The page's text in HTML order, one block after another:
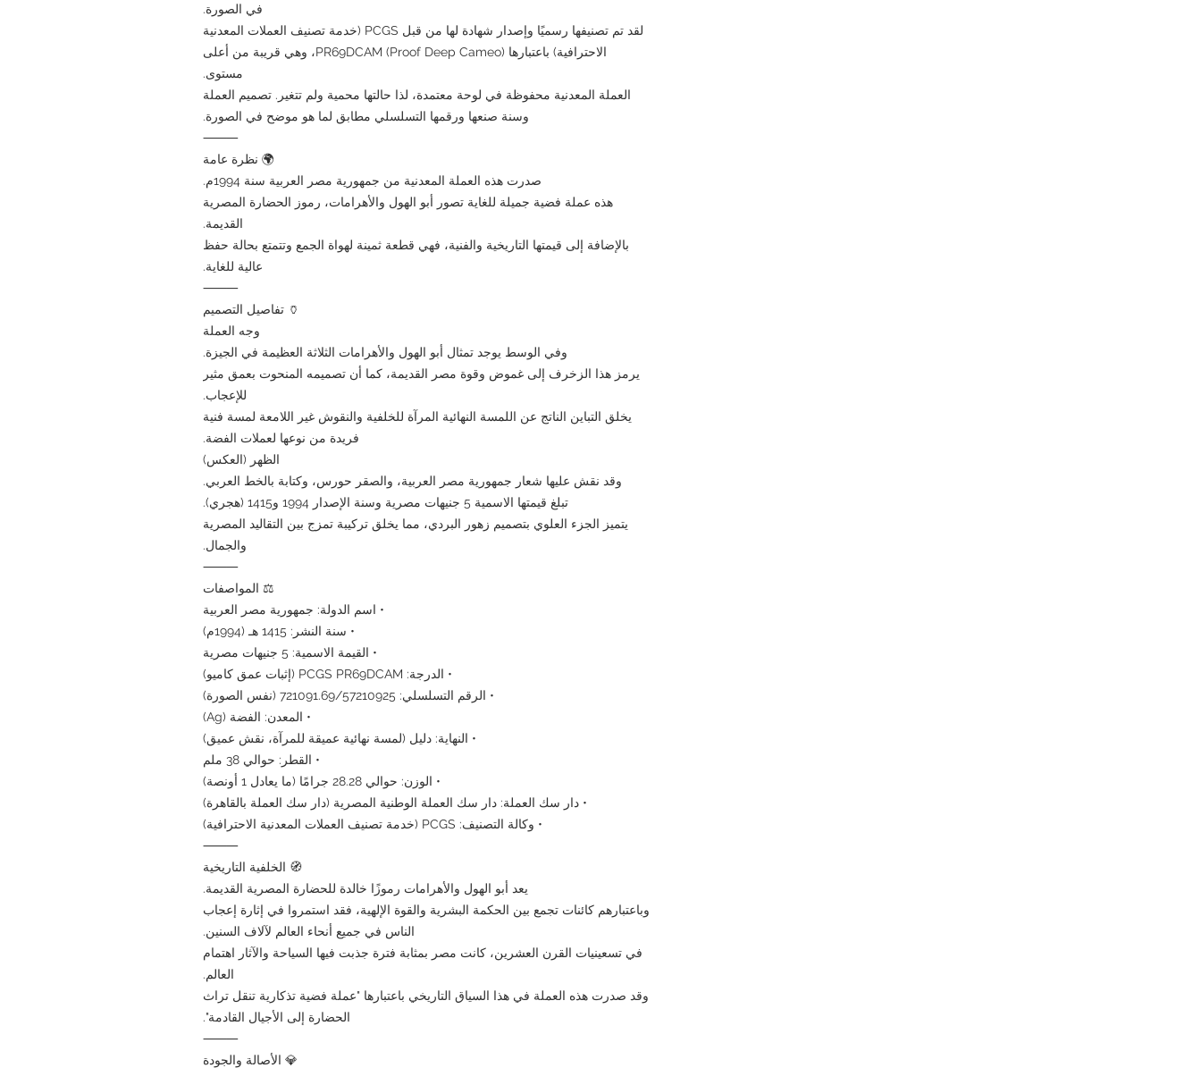
في الصورة.
لقد تم تصنيفها رسميًا وإصدار شهادة لها من قبل PCGS (خدمة تصنيف العملات المعدنية
الاحترافية) باعتبارها PR69DCAM (Proof Deep Cameo)، وهي قريبة من أعلى
مستوى.
العملة المعدنية محفوظة في لوحة معتمدة، لذا حالتها محمية ولم تتغير. تصميم العملة
وسنة صنعها ورقمها التسلسلي مطابق لما هو موضح في الصورة.
⸻
🌍 نظرة عامة
صدرت هذه العملة المعدنية من جمهورية مصر العربية سنة 1994م.
هذه عملة فضية جميلة للغاية تصور أبو الهول والأهرامات، رموز الحضارة المصرية
القديمة.
بالإضافة إلى قيمتها التاريخية والفنية، فهي قطعة ثمينة لهواة الجمع وتتمتع بحالة حفظ
عالية للغاية.
⸻
🏺 تفاصيل التصميم
وجه العملة
وفي الوسط يوجد تمثال أبو الهول والأهرامات الثلاثة العظيمة في الجيزة.
يرمز هذا الزخرف إلى غموض وقوة مصر القديمة، كما أن تصميمه المنحوت بعمق مثير
للإعجاب.
يخلق التباين الناتج عن اللمسة النهائية المرآة للخلفية والنقوش غير اللامعة لمسة فنية
فريدة من نوعها لعملات الفضة.
الظهر (العكس)
وقد نقش عليها شعار جمهورية مصر العربية، والصقر حورس، وكتابة بالخط العربي.
تبلغ قيمتها الاسمية 5 جنيهات مصرية وسنة الإصدار 1994 و1415 (هجري).
يتميز الجزء العلوي بتصميم زهور البردي، مما يخلق تركيبة تمزج بين التقاليد المصرية
والجمال.
⸻
⚖️ المواصفات
• اسم الدولة: جمهورية مصر العربية
• سنة النشر: 1415 هـ (1994م)
• القيمة الاسمية: 5 جنيهات مصرية
• الدرجة: PCGS PR69DCAM (إثبات عمق كاميو)
• الرقم التسلسلي: 721091.69/57210925 (نفس الصورة)
• المعدن: الفضة (Ag)
• النهاية: دليل (لمسة نهائية عميقة للمرآة، نقش عميق)
• القطر: حوالي 38 ملم
• الوزن: حوالي 28.28 جرامًا (ما يعادل 1 أونصة)
• دار سك العملة: دار سك العملة الوطنية المصرية (دار سك العملة بالقاهرة)
• وكالة التصنيف: PCGS (خدمة تصنيف العملات المعدنية الاحترافية)
⸻
🧭 الخلفية التاريخية
يعد أبو الهول والأهرامات رموزًا خالدة للحضارة المصرية القديمة.
وباعتبارهم كائنات تجمع بين الحكمة البشرية والقوة الإلهية، فقد استمروا في إثارة إعجاب
الناس في جميع أنحاء العالم لآلاف السنين.
في تسعينيات القرن العشرين، كانت مصر بمثابة فترة جذبت فيها السياحة والآثار اهتمام
العالم.
وقد صدرت هذه العملة في هذا السياق التاريخي باعتبارها "عملة فضية تذكارية تنقل تراث
الحضارة إلى الأجيال القادمة".
⸻
💎 الأصالة والجودة